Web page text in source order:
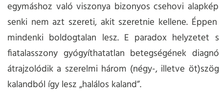
egymáshoz való viszonya bizonyos csehovi
senki nem azt szereti, akit szeretnie kellene.
mindenki boldogtalan lesz. E paradox helyzetet
fiatalasszony gyógyíthatatlan betegségének
átrajzolódik a szerelmi három (négy-, illetve
kalandból így lesz „halálos kaland”.